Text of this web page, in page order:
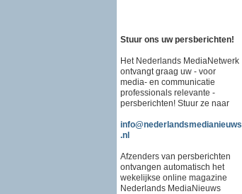
Stuur ons uw persberichten!
Het Nederlands MediaNetwerk
ontvangt graag uw - voor
media- en communicatie
professionals relevante -
persberichten! Stuur ze naar
info@nederlandsmedianieuws
.nl
Afzenders van persberichten
ontvangen automatisch het
wekelijkse online magazine
Nederlands MediaNieuws